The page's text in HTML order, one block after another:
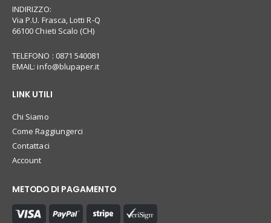
INDIRIZZO:
Via P.U. Frasca, Lotti R-Q
66100 Chieti Scalo (CH)
TELEFONO : 0871 540081
EMAIL:info@blupaper.it
LINK UTILI
Chi Siamo
Come Raggiungerci
Contattaci
Account
METODO DI PAGAMENTO